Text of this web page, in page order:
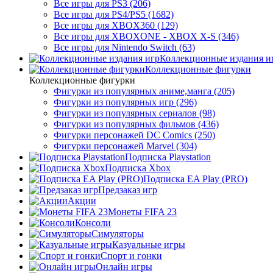
Все игры для PS3 (206)
Все игры для PS4/PS5 (1682)
Все игры для XBOX360 (129)
Все игры для XBOXONE - XBOX X-S (346)
Все игры для Nintendo Switch (63)
Коллекционные издания
Коллекционные фигурки
Коллекционные фигурки
Фигурки из популярных аниме,манга (205)
Фигурки из популярных игр (296)
Фигурки из популярных сериалов (98)
Фигурки из популярных фильмов (436)
Фигурки персонажей DC Comics (250)
Фигурки персонажей Marvel (304)
Подписка Playstation
Подписка Xbox
Подписка EA Play (PRO)
Предзаказ игр
Акции
Монеты FIFA 23
Консоли
Симуляторы
Казуальные игры
Спорт и гонки
Онлайн игры